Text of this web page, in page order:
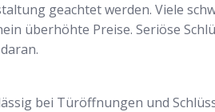
geachtet werden. Viele
überhöhte Preise. Seriöse
bei Türöffnungen und